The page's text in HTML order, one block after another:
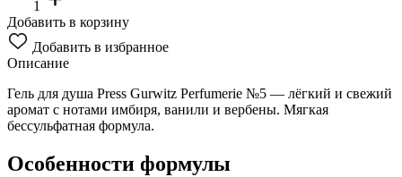
1
Добавить в корзину
Добавить в избранное
Описание
Гель для душа Press Gurwitz Perfumerie №5 — лёгкий и свежий
аромат с нотами имбиря, ванили и вербены. Мягкая
бессульфатная формула.
Особенности формулы